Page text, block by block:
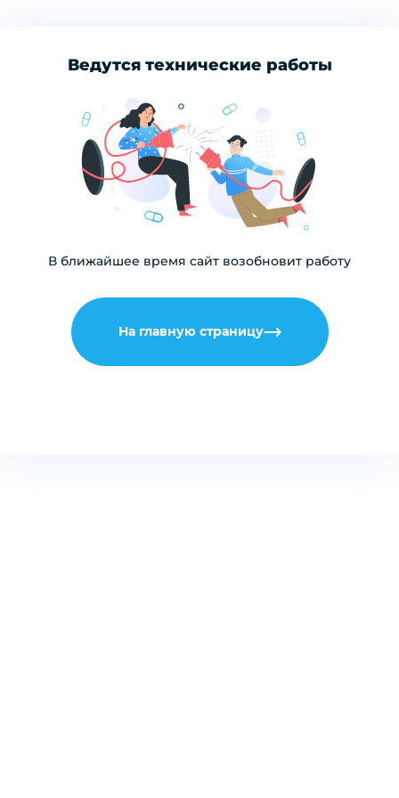
Ведутся технические работы
В ближайшее время сайт возобновит работу
На главную страницу